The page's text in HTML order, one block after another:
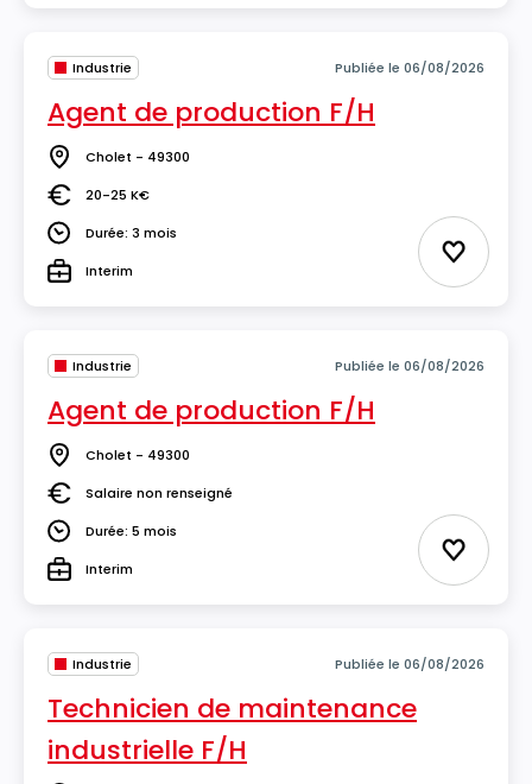
Industrie Publiée le 06/08/2026
Agent de production F/H
Lieu Cholet - 49300
Salaire20-25 K€
DuréeDurée: 3 mois
TypeInterim Ajouter
Industrie Publiée le 06/08/2026
Agent de production F/H
Lieu Cholet - 49300
SalaireSalaire non renseigné
DuréeDurée: 5 mois
TypeInterim Ajouter
Industrie Publiée le 06/08/2026
Technicien de maintenance
industrielle F/H